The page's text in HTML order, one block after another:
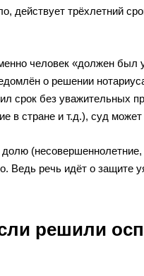
действует трёхлетний
человек «должен был
о решении
срок без
в стране и т.д.), суд
Ведь речь идёт о защите
решили